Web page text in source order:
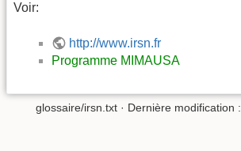
Voir:
http://www.irsn.fr
Programme MIMAUSA
glossaire/irsn.txt · Dernière modification :